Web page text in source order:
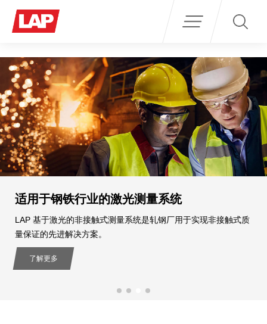
适用于钢铁行业的激光测量系统
LAP 基于激光的非接触式测量系统是轧钢厂用于实现非接触式质
量保证的先进解决方案。
了解更多